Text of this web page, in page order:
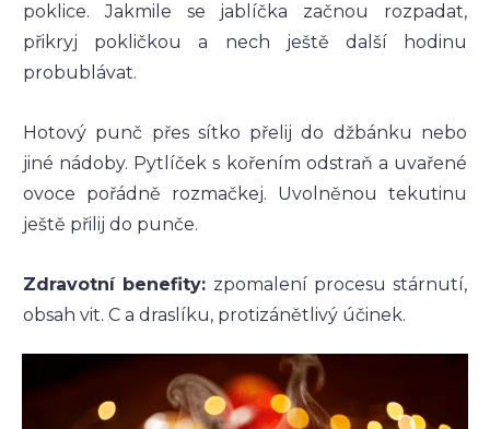
poklice. Jakmile se jablíčka začnou rozpadat,
přikryj pokličkou a nech ještě další hodinu
probublávat.
Hotový punč přes sítko přelij do džbánku nebo
jiné nádoby. Pytlíček s kořením odstraň a uvařené
ovoce pořádně rozmačkej. Uvolněnou tekutinu
ještě přilij do punče.
Zdravotní benefity: zpomalení procesu stárnutí,
obsah vit. C a draslíku, protizánětlivý účinek.